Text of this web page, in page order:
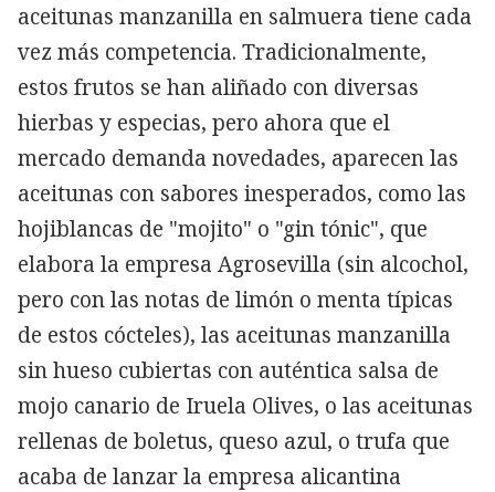
aceitunas manzanilla en salmuera tiene cada
vez más competencia. Tradicionalmente,
estos frutos se han aliñado con diversas
hierbas y especias, pero ahora que el
mercado demanda novedades, aparecen las
aceitunas con sabores inesperados, como las
hojiblancas de "mojito" o "gin tónic", que
elabora la empresa Agrosevilla (sin alcochol,
pero con las notas de limón o menta típicas
de estos cócteles), las aceitunas manzanilla
sin hueso cubiertas con auténtica salsa de
mojo canario de Iruela Olives, o las aceitunas
rellenas de boletus, queso azul, o trufa que
acaba de lanzar la empresa alicantina